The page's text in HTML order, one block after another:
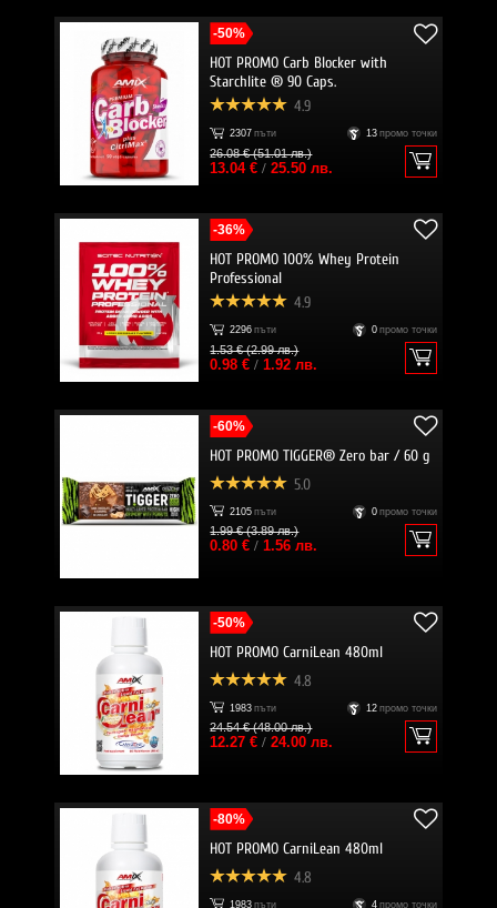
-50%
HOT PROMO Carb Blocker with
Starchlite ® 90 Caps.
4.9
2307 пъти 13 промо точки
26.08 € (51.01 лв.)
13.04 €/ 25.50 лв.
-36%
HOT PROMO 100% Whey Protein
Professional
4.9
2296 пъти 0 промо точки
1.53 € (2.99 лв.)
0.98 €/ 1.92 лв.
-60%
HOT PROMO TIGGER® Zero bar / 60 g
5.0
2105 пъти 0 промо точки
1.99 € (3.89 лв.)
0.80 €/ 1.56 лв.
-50%
HOT PROMO CarniLean 480ml
4.8
1983 пъти 12 промо точки
24.54 € (48.00 лв.)
12.27 €/ 24.00 лв.
-80%
HOT PROMO CarniLean 480ml
4.8
1983 пъти 4 промо точки